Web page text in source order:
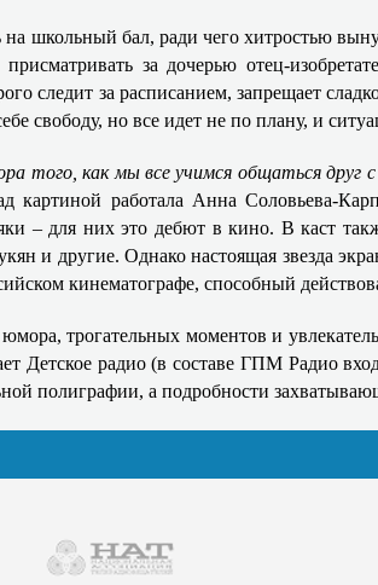
школьный бал, ради чего хитростью
за дочерью отец-
следит за расписанием, запрещает
свободу, но все идет не по плану, и
как мы все учимся общаться друг
картиной работала Анна Соловьева-
– для них это дебют в кино. В каст
и другие. Однако настоящая звезда
кинематографе, способный
трогательных моментов и
Детское радио (в составе ГПМ Радио
полиграфии, а подробности